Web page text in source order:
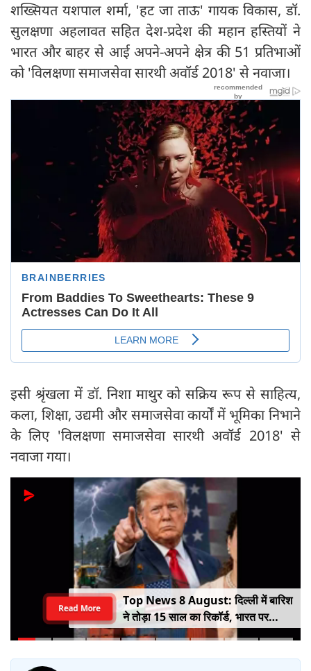
शख्सियत यशपाल शर्मा, 'हट जा ताऊ' गायक विकास, डॉ.
सुलक्षणा अहलावत सहित देश-प्रदेश की महान हस्तियों ने
भारत और बाहर से आई अपने-अपने क्षेत्र की 51 प्रतिभाओं
को 'विलक्षणा समाजसेवा सारथी अवॉर्ड 2018' से नवाजा।
इसी श्रृंखला में डॉ. निशा माथुर को सक्रिय रूप से साहित्य,
कला, शिक्षा, उद्यमी और समाजसेवा कार्यों में भूमिका निभाने
के लिए 'विलक्षणा समाजसेवा सारथी अवॉर्ड 2018' से
नवाजा गया।
Top News 8 August: दिल्ली में बारिश
ने तोड़ा 15 साल का रिकॉर्ड, भारत पर
100% टैरिफ का खतरा; Gen Z पर कंगना
Read More